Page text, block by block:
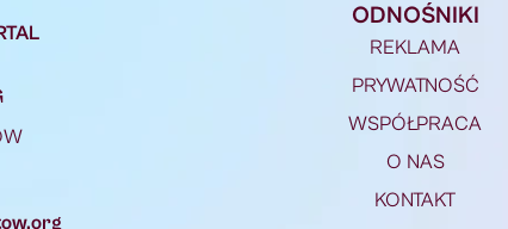
ODNOŚNIKI
REKLAMA
PRYWATNOŚĆ
WSPÓŁPRACA
O NAS
KONTAKT